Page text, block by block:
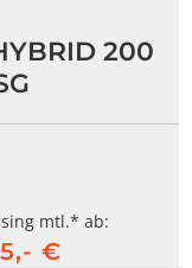
200
mtl.* ab:
€